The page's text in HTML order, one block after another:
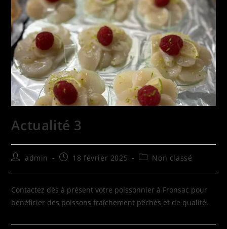
Actualité 3
admin 18 février 2025 Non classé
Contactez dès à présent votre poissonnier à Fronsac pour
bénéficier des poissons fraîchement pêchés et de qualité.